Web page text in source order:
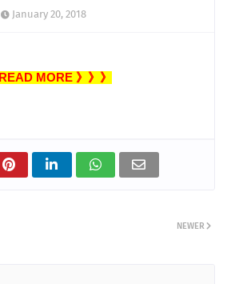
January 20, 2018
MORE 》》》
NEWER